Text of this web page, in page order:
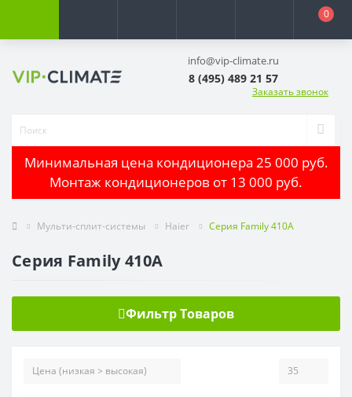
0
info@vip-climate.ru
8 (495) 489 21 57
Заказать звонок
Минимальная цена кондиционера 25 000 руб.
Монтаж кондиционеров от 13 000 руб.
Мульти-сплит-системы Haier Серия Family 410A
Серия Family 410A
Фильтр Товаров